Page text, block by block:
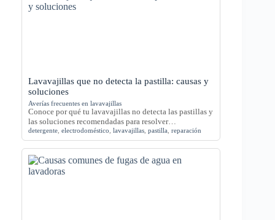
Lavavajillas que no detecta la pastilla: causas y
soluciones
Averías frecuentes en lavavajillas
Conoce por qué tu lavavajillas no detecta las pastillas y
las soluciones recomendadas para resolver…
detergente electrodoméstico lavavajillas pastilla reparación